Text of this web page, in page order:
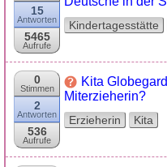
15
Antworten
5465
Aufrufe
Kindertagesstätte
0
Stimmen
2
Antworten
536
Aufrufe
Kita
Miterzieherin?
Erzieherin Kita